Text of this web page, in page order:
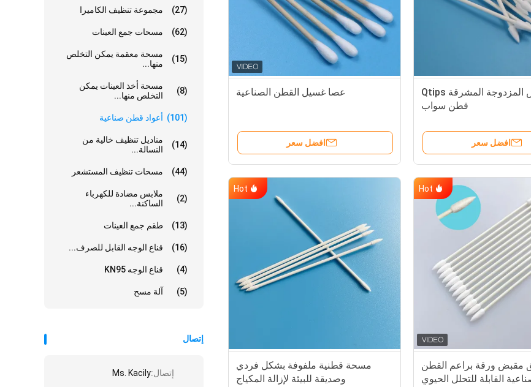
مجموعة تنظيف الكاميرا (27)
مسحات جمع العينات (62)
مسحة معقمة يمكن التخلص
منها...
(15)
مسحة أخذ العينات يمكن
التخلص منها...
(8)
أعواد قطن صناعية (101)
مناديل تنظيف خالية من
النسالة...
(14)
مسحات تنظيف المستشعر (44)
ملابس مضادة للكهرباء
الساكنة...
(2)
طقم جمع العينات (13)
قناع الوجه القابل للصرف... (16)
قناع الوجه KN95 (4)
آلة مسح (5)
إتصال
إتصال:Ms. Kacily
عصا غسيل القطن الصناعية
افضل سعر
الرؤوس المزدوجة المشرقة Qtips
قطن سواب
افضل سعر
Hot
مسحة قطنية ملفوفة بشكل فردي
وصديقة للبيئة لإزالة المكياج
Hot
مقبض ورقة براعم القطن
القابلة للتحلل الحيوي